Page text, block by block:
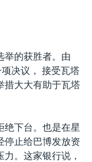
举的获胜者。由
决议， 接受瓦塔
措大大有助于瓦塔
绝下台。也是在星
停止给巴博发放资
。这家银行说，